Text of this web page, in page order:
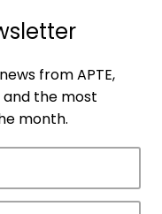
from APTE,
the most
month.